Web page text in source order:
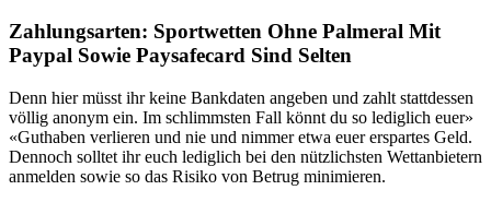
Zahlungsarten: Sportwetten Ohne Palmeral Mit
Paypal Sowie Paysafecard Sind Selten
Denn hier müsst ihr keine Bankdaten angeben und zahlt stattdessen
völlig anonym ein. Im schlimmsten Fall könnt du so lediglich euer»
«Guthaben verlieren und nie und nimmer etwa euer erspartes Geld.
Dennoch solltet ihr euch lediglich bei den nützlichsten Wettanbietern
anmelden sowie so das Risiko von Betrug minimieren.